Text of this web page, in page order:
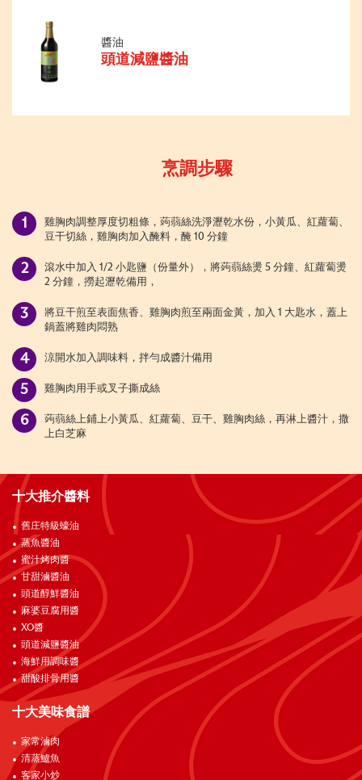
醬油
頭道減鹽醬油
烹調步驟
雞胸肉調整厚度切粗條，蒟蒻絲洗淨瀝乾水份，小黃瓜、紅蘿蔔、
豆干切絲，雞胸肉加入醃料，醃 10 分鐘
滾水中加入 1/2 小匙鹽（份量外），將蒟蒻絲燙 5 分鐘、紅蘿蔔燙
2 分鐘，撈起瀝乾備用，
將豆干煎至表面焦香、雞胸肉煎至兩面金黃，加入 1 大匙水，蓋上
鍋蓋將雞肉悶熟
涼開水加入調味料，拌勻成醬汁備用
雞胸肉用手或叉子撕成絲
蒟蒻絲上鋪上小黃瓜、紅蘿蔔、豆干、雞胸肉絲，再淋上醬汁，撒
上白芝麻
十大推介醬料
舊庄特級蠔油
蒸魚醬油
蜜汁烤肉醬
甘甜滷醬油
頭道醇鮮醬油
麻婆豆腐用醬
XO醬
頭道減鹽醬油
海鮮用調味醬
甜酸排骨用醬
十大美味食譜
家常滷肉
清蒸鱸魚
客家小炒